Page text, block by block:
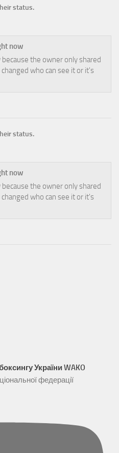
status.
now
the owner only shared
who can see it or it's
status.
now
the owner only shared
who can see it or it's
України WAKO
федерації